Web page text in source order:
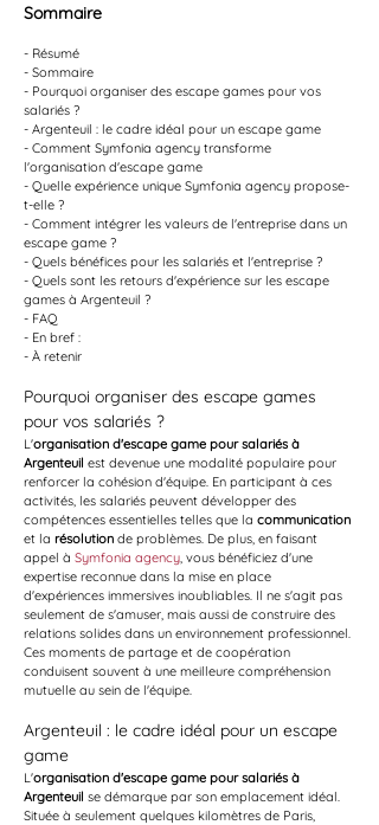
Sommaire
- Résumé
- Sommaire
- Pourquoi organiser des escape games pour vos
salariés ?
- Argenteuil : le cadre idéal pour un escape game
- Comment Symfonia agency transforme
l'organisation d'escape game
- Quelle expérience unique Symfonia agency propose-
t-elle ?
- Comment intégrer les valeurs de l'entreprise dans un
escape game ?
- Quels bénéfices pour les salariés et l'entreprise ?
- Quels sont les retours d'expérience sur les escape
games à Argenteuil ?
- FAQ
- En bref :
- À retenir
Pourquoi organiser des escape games
pour vos salariés ?
L'organisation d'escape game pour salariés à
Argenteuil est devenue une modalité populaire pour
renforcer la cohésion d'équipe. En participant à ces
activités, les salariés peuvent développer des
compétences essentielles telles que la communication
et la résolution de problèmes. De plus, en faisant
appel à Symfonia agency, vous bénéficiez d'une
expertise reconnue dans la mise en place
d'expériences immersives inoubliables. Il ne s'agit pas
seulement de s'amuser, mais aussi de construire des
relations solides dans un environnement professionnel.
Ces moments de partage et de coopération
conduisent souvent à une meilleure compréhension
mutuelle au sein de l'équipe.
Argenteuil : le cadre idéal pour un escape
game
L'organisation d'escape game pour salariés à
Argenteuil se démarque par son emplacement idéal.
Située à seulement quelques kilomètres de Paris,